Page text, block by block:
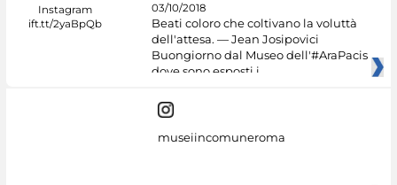
03/10/2018
Beati coloro che coltivano la voluttà
dell'attesa. — Jean Josipovici
Buongiorno dal Museo dell'#AraPacis
dove sono esposti i
museiincomuneroma